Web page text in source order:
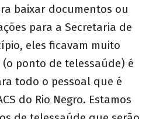
baixar documentos ou
para a Secretaria de
eles ficavam muito
ponto de telessaúde) é
todo o pessoal que é
do Rio Negro. Estamos